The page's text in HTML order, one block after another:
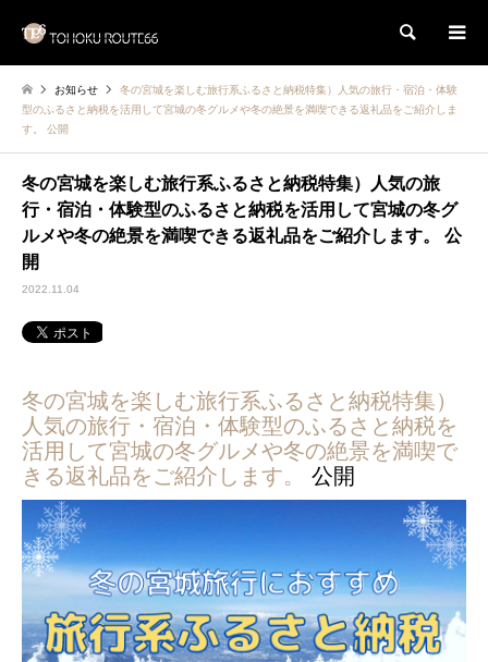
検索
お知らせ
冬の宮城を楽しむ旅行系ふるさと納税特集）人気の旅行・宿泊・体験
型のふるさと納税を活用して宮城の冬グルメや冬の絶景を満喫できる返礼品をご紹介しま
す。 公開
冬の宮城を楽しむ旅行系ふるさと納税特集）人気の旅
行・宿泊・体験型のふるさと納税を活用して宮城の冬グ
ルメや冬の絶景を満喫できる返礼品をご紹介します。 公
開
2022.11.04
冬の宮城を楽しむ旅行系ふるさと納税特集）
人気の旅行・宿泊・体験型のふるさと納税を
活用して宮城の冬グルメや冬の絶景を満喫で
きる返礼品をご紹介します。
公開